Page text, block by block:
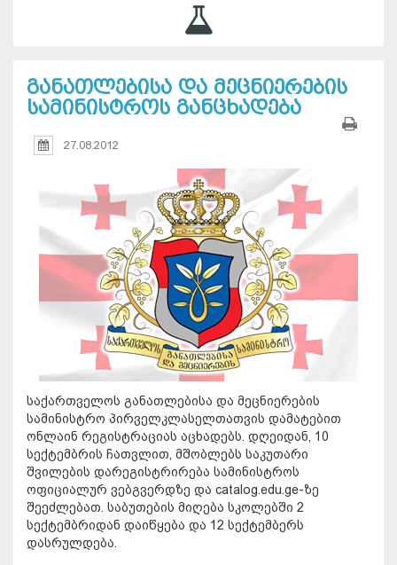
განათლებისა და მეცნიერების
სამინისტროს განცხადება
27.08.2012
საქართველოს განათლებისა და მეცნიერების
სამინისტრო პირველკლასელთათვის დამატებით
ონლაინ რეგისტრაციას აცხადებს. დღეიდან, 10
სექტემბრის ჩათვლით, მშობლებს საკუთარი
შვილების დარეგისტრირება სამინისტროს
ოფიციალურ ვებგვერდზე და catalog.edu.ge-ზე
შეეძლებათ. საბუთების მიღება სკოლებში 2
სექტემბრიდან დაიწყება და 12 სექტემბერს
დასრულდება.